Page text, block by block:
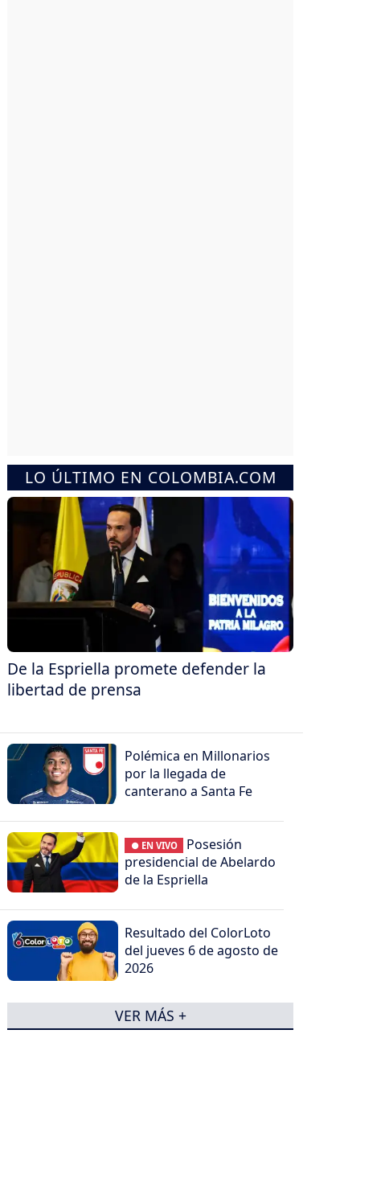
LO ÚLTIMO EN COLOMBIA.COM
De la Espriella promete defender la
libertad de prensa
Polémica en Millonarios
por la llegada de
canterano a Santa Fe
● EN VIVO
Posesión
presidencial de Abelardo
de la Espriella
Resultado del ColorLoto
del jueves 6 de agosto de
2026
VER MÁS +